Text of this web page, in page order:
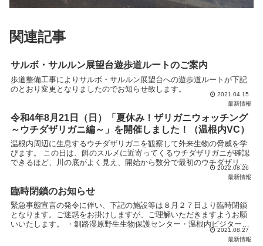
関連記事
サルボ・サルルン展望台遊歩道ルートのご案内
歩道整備工事によりサルボ・サルルン展望台への遊歩道ルートが下記
のとおり変更となりましたのでお知らせ致します。
2021.04.15
最新情報
令和4年8月21日（日）「夏休み！ザリガニウォッチング
～ウチダザリガニ編～」を開催しました！（温根内VC）
温根内周辺に生息するウチダザリガニを観察して外来生物の脅威を学
びます。 この日は、餌のスルメに近寄ってくるウチダザリガニが確認
できるほど、川の底がよく見え、開始から数分で最初のウチダザリガ
ニが釣れました。その後も子どもから大人まで夢中になり... 2022.08.26
最新情報
臨時閉鎖のお知らせ
緊急事態宣言の発令に伴い、下記の施設等は８月２７日より臨時閉鎖
となります。ご迷惑をお掛けしますが、ご理解いただきますようお願
いいたします。 ・釧路湿原野生生物保護センター・温根内ビジターセ
2021.08.27
最新情報